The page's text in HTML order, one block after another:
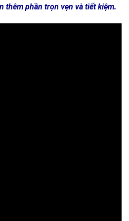
thêm phần trọn vẹn và tiết kiệm.